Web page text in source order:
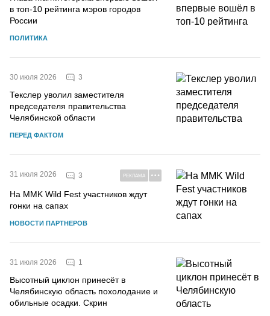
в топ-10 рейтинга мэров городов
России
ПОЛИТИКА
30 июля 2026 3
Текслер уволил заместителя
председателя правительства
Челябинской области
ПЕРЕД ФАКТОМ
31 июля 2026 3 РЕКЛАМА
На MMK Wild Fest участников ждут
гонки на сапах
НОВОСТИ ПАРТНЕРОВ
31 июля 2026 1
Высотный циклон принесёт в
Челябинскую область похолодание и
обильные осадки. Скрин